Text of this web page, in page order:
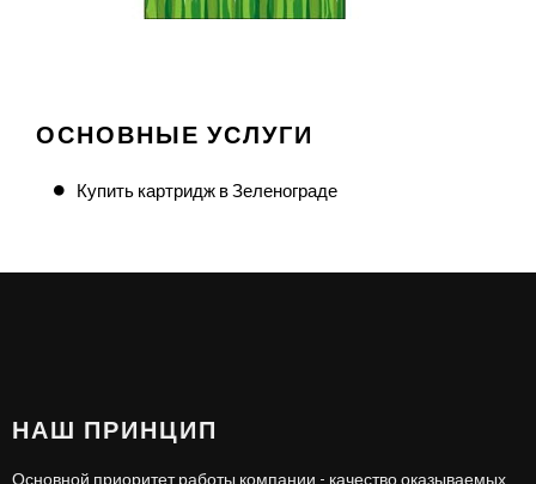
ОСНОВНЫЕ УСЛУГИ
Купить картридж в Зеленограде
НАШ ПРИНЦИП
Основной приоритет работы компании - качество оказываемых